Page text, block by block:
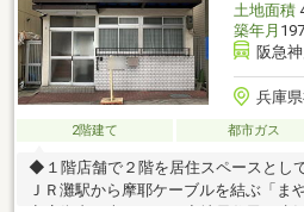
土地面積
築年月
阪急
兵庫
2階建て 都市ガス
◆１階店舗で２階を居住スペースとし
ＪＲ灘駅から摩耶ケーブルを結ぶ「ま